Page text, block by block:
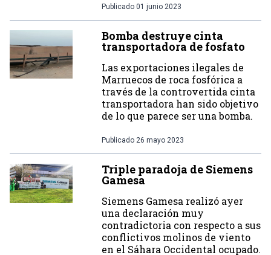
Publicado 01 junio 2023
Bomba destruye cinta
transportadora de fosfato
Las exportaciones ilegales de
Marruecos de roca fosfórica a
través de la controvertida cinta
transportadora han sido objetivo
de lo que parece ser una bomba.
Publicado 26 mayo 2023
Triple paradoja de Siemens
Gamesa
Siemens Gamesa realizó ayer
una declaración muy
contradictoria con respecto a sus
conflictivos molinos de viento
en el Sáhara Occidental ocupado.